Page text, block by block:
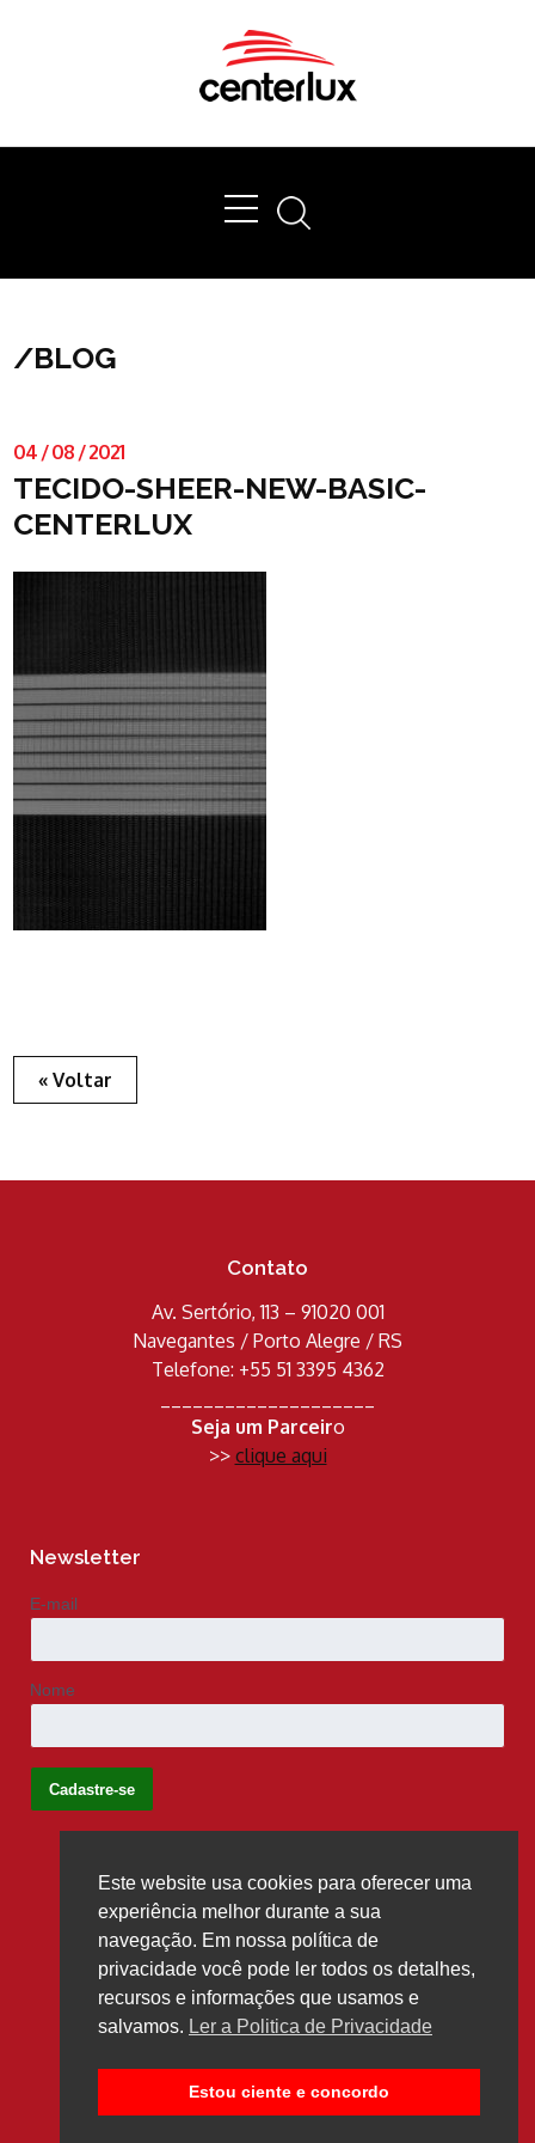
/BLOG
04 /08 /2021
TECIDO-SHEER-NEW-BASIC-
CENTERLUX
« Voltar
Contato
Av. Sertório, 113 – 91020 001
Navegantes / Porto Alegre / RS
Telefone: +55 51 3395 4362
Seja um Parceiro
>> clique aqui
Newsletter
E-mail
Nome
Siga-nos
Este website usa cookies para oferecer uma
experiência melhor durante a sua
navegação. Em nossa política de
privacidade você pode ler todos os detalhes,
recursos e informações que usamos e
salvamos. Ler a Politica de Privacidade
Estou ciente e concordo